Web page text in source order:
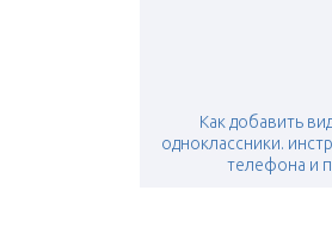
Как добавить
одноклассники.
телефона и